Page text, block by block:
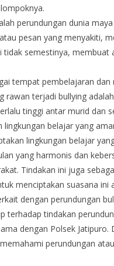
perundungan dunia
pesan yang menyakiti,
semestinya, membuat
tempat pembelajaran
rawan terjadi bullying
tinggi antar murid dan
lingkungan belajar yang
lingkungan belajar
yang harmonis dan
Tindakan ini juga
menciptakan suasana
dengan perundungan
terhadap tindakan
dengan Polsek
perundungan